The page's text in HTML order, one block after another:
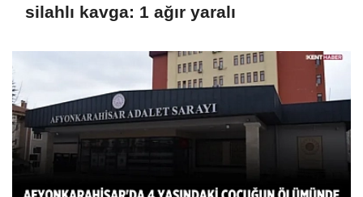
silahlı kavga: 1 ağır yaralı